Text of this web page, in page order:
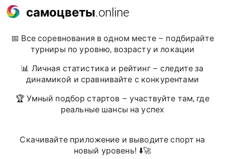
самоцветы.online
📅 Все соревнования в одном месте – подбирайте
турниры по уровню, возрасту и локации
📊 Личная статистика и рейтинг – следите за
динамикой и сравнивайте с конкурентами
🏆 Умный подбор стартов – участвуйте там, где
реальные шансы на успех
Скачивайте приложение и выводите спорт на
новый уровень! ⬇️🚀